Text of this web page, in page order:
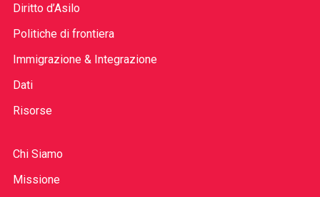
Diritto d’Asilo
Politiche di frontiera
Immigrazione & Integrazione
Dati
Risorse
Chi Siamo
Missione